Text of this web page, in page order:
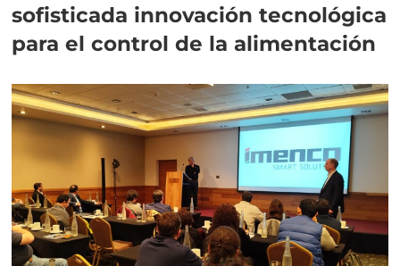
sofisticada innovación tecnológica
para el control de la alimentación